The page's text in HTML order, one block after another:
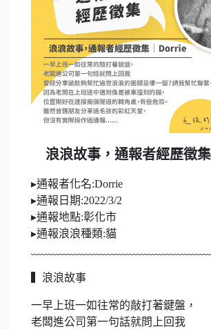
浪浪故事，通報者經歷徵
▸通報者化名:Dorrie
▸通報日期:2022/3/2
▸通報地點:彰化市
▸通報浪浪種類:貓
▍浪浪故事
一早上班一如往常的敲打著鍵盤，
老闆進公司第一句話就問上回我